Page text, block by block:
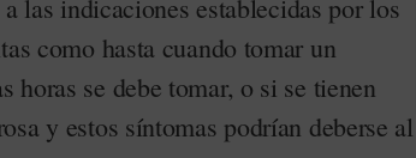
las indicaciones establecidas por los
como hasta cuando tomar un
horas se debe tomar, o si se tienen
y estos síntomas podrían deberse al